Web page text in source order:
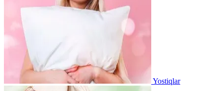
Yostiqlar